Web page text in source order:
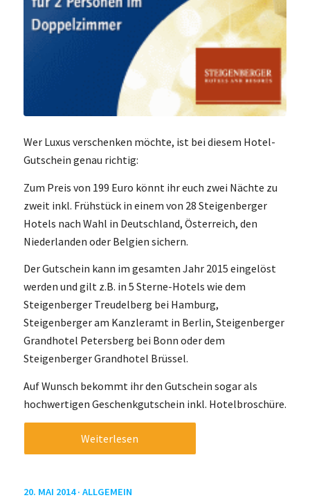
Wer Luxus verschenken möchte, ist bei diesem Hotel-
Gutschein genau richtig:
Zum Preis von 199 Euro könnt ihr euch zwei Nächte zu
zweit inkl. Frühstück in einem von 28 Steigenberger
Hotels nach Wahl in Deutschland, Österreich, den
Niederlanden oder Belgien sichern.
Der Gutschein kann im gesamten Jahr 2015 eingelöst
werden und gilt z.B. in 5 Sterne-Hotels wie dem
Steigenberger Treudelberg bei Hamburg,
Steigenberger am Kanzleramt in Berlin, Steigenberger
Grandhotel Petersberg bei Bonn oder dem
Steigenberger Grandhotel Brüssel.
Auf Wunsch bekommt ihr den Gutschein sogar als
hochwertigen Geschenkgutschein inkl. Hotelbroschüre.
Weiterlesen
20. MAI 2014 · ALLGEMEIN